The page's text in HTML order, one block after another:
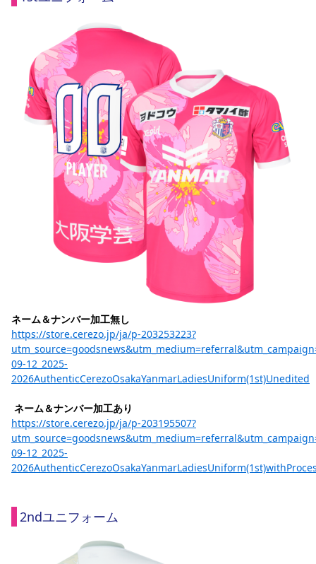
ネーム＆ナンバー加工無し
https://store.cerezo.jp/ja/p-203253223?
09-12_2025-
2026AuthenticCerezoOsakaYanmarLadiesUniform(1st)Unedited
ネーム＆ナンバー加工あり
https://store.cerezo.jp/ja/p-203195507?
09-12_2025-
2ndユニフォーム